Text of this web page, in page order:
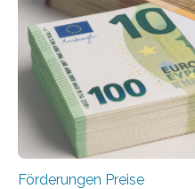
Förderungen Preise